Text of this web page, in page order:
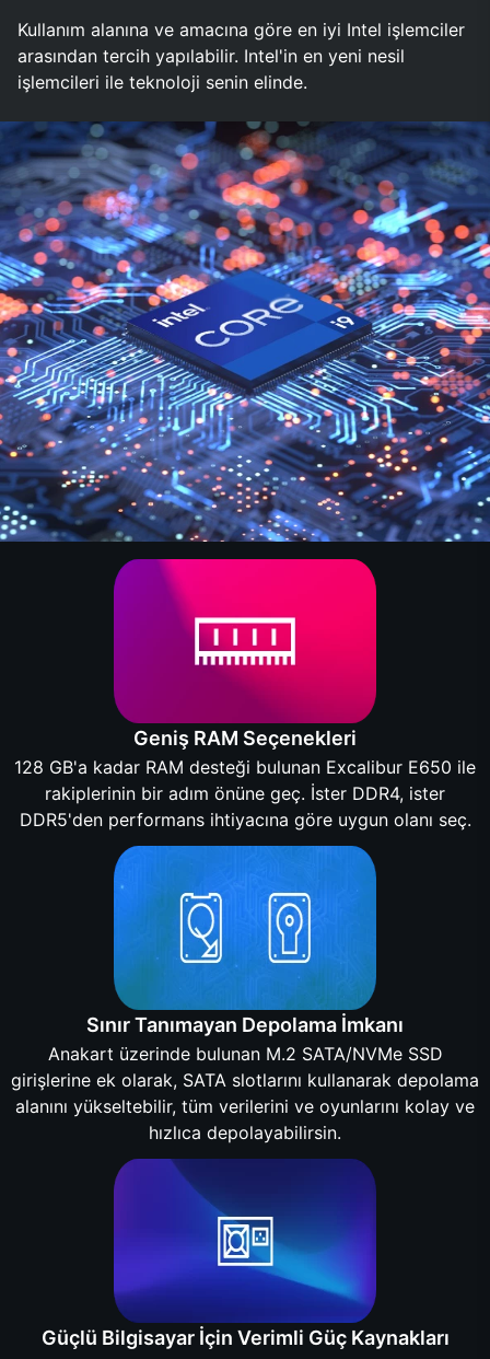
Kullanım alanına ve amacına göre en iyi Intel işlemciler
arasından tercih yapılabilir. Intel'in en yeni nesil
işlemcileri ile teknoloji senin elinde.
Geniş RAM Seçenekleri
128 GB'a kadar RAM desteği bulunan Excalibur E650 ile
rakiplerinin bir adım önüne geç. İster DDR4, ister
DDR5'den performans ihtiyacına göre uygun olanı seç.
Sınır Tanımayan Depolama İmkanı
Anakart üzerinde bulunan M.2 SATA/NVMe SSD
girişlerine ek olarak, SATA slotlarını kullanarak depolama
alanını yükseltebilir, tüm verilerini ve oyunlarını kolay ve
hızlıca depolayabilirsin.
Güçlü Bilgisayar İçin Verimli Güç Kaynakları